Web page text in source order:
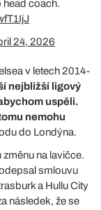
head coach.
24, 2026
v letech 2014-
nejbližší ligový
uspěli.
nemohu
do Londýna.
na lavičce.
smlouvu
a Hullu City
následek, že se